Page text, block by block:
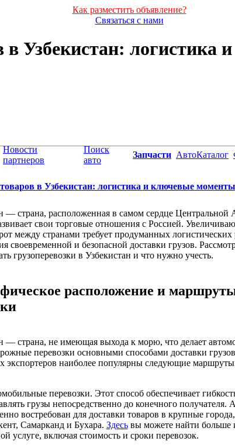
Как разместить объявление?
Связаться с нами
в Узбекистан:
Новости
партнеров
Поиск
авто
Запчасти АвтоКаталог
в Узбекистан: логистика и ключевые моменты
— страна, расположенная в самом сердце Центральной
свои торговые отношения с Россией.
между странами требует продуманных
своевременной и безопасной доставки грузов.
грузоперевозки в Узбекистан и что нужно учесть.
расположение и
— страна, не имеющая выхода к морю, что делает
перевозки основными способами доставки
экспортеров наиболее популярны следующие
перевозки. Этот способ обеспечивает
грузы непосредственно до конечного получателя.
востребован для доставки товаров в крупные
Самарканд и Бухара. Здесьвы можете найти больше
услуге, включая стоимость и сроки перевозок.